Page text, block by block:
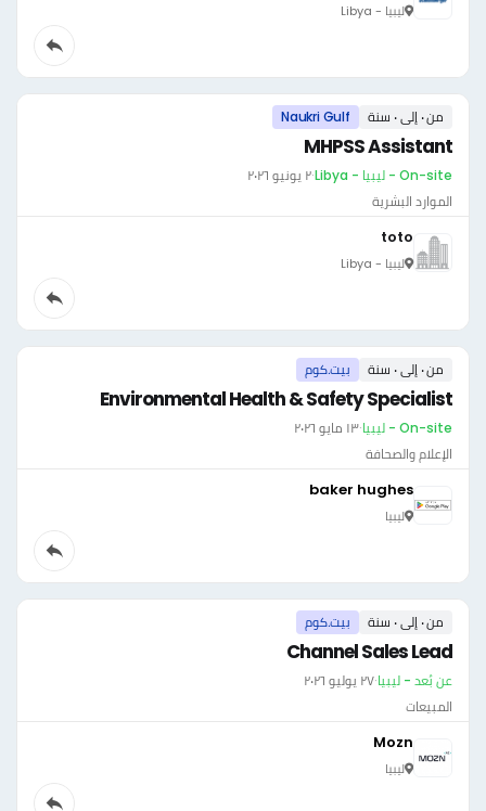
ليبيا - Libya
من ٠ إلى ٠ سنة Naukri Gulf
MHPSS Assistant
On-site - ليبيا - Libya ·٢ يونيو ٢٠٢٦
الموارد البشرية
toto
ليبيا - Libya
من ٠ إلى ٠ سنة بيت.كوم
Environmental Health & Safety Specialist
On-site - ليبيا ·١٣ مايو ٢٠٢٦
الإعلام والصحافة
baker hughes
ليبيا
من ٠ إلى ٠ سنة بيت.كوم
Channel Sales Lead
عن بُعد - ليبيا·٢٧ يوليو ٢٠٢٦
المبيعات
Mozn
ليبيا